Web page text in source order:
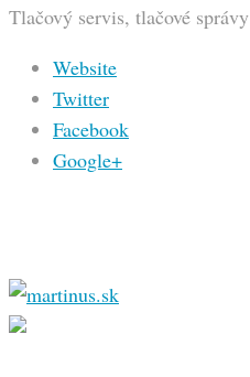
Tlačový servis, tlačové správy
Website
Twitter
Facebook
Google+